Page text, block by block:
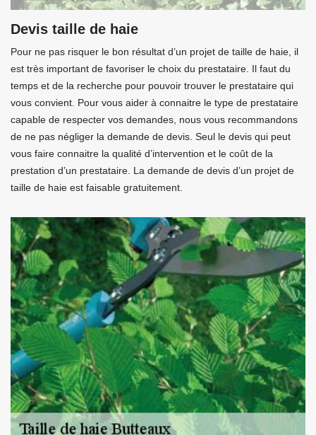
Devis taille de haie
Pour ne pas risquer le bon résultat d’un projet de taille de haie, il
est très important de favoriser le choix du prestataire. Il faut du
temps et de la recherche pour pouvoir trouver le prestataire qui
vous convient. Pour vous aider à connaitre le type de prestataire
capable de respecter vos demandes, nous vous recommandons
de ne pas négliger la demande de devis. Seul le devis qui peut
vous faire connaitre la qualité d’intervention et le coût de la
prestation d’un prestataire. La demande de devis d’un projet de
taille de haie est faisable gratuitement.